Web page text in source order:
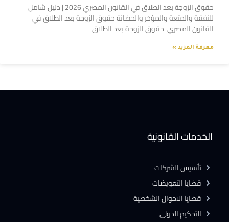
حقوق الزوجة بعد الطلاق في القانون المصري 2026 | دليل شامل
للنفقة والمتعة والمؤخر والحضانة حقوق الزوجة بعد الطلاق في
القانون المصري حقوق الزوجة بعد الطلاق
معرفة المزيد »
الخدمات القانونية
تأسيس الشركات
قضايا التعويضات
قضايا الاحوال الشخصية
التحكيم الدولى